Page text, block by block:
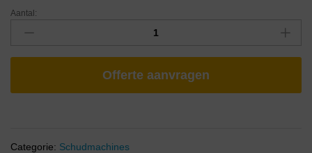
Aantal:
Offerte aanvragen
Categorie: Schudmachines